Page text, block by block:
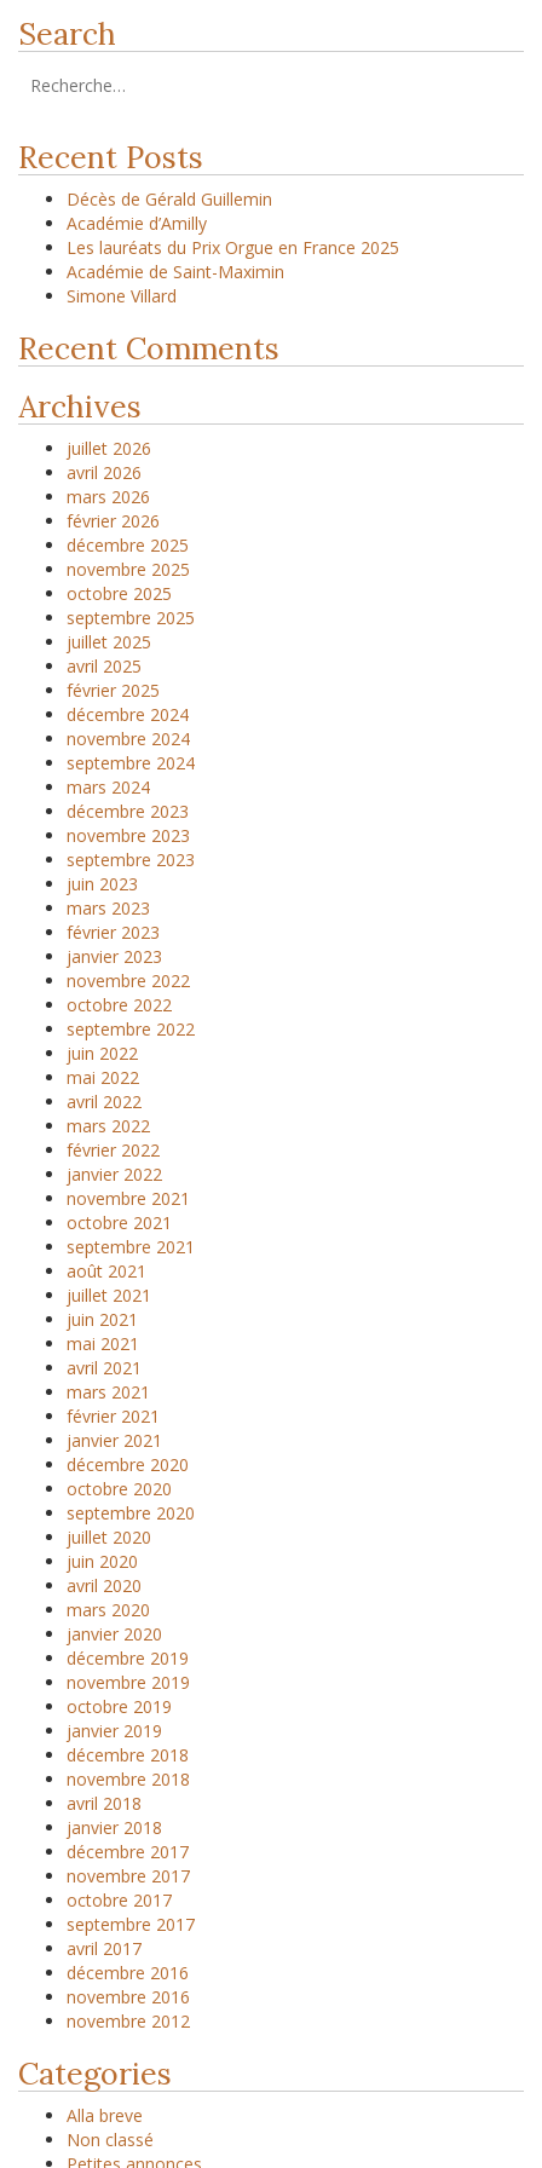
Search
Recent Posts
Décès de Gérald Guillemin
Académie d’Amilly
Les lauréats du Prix Orgue en France 2025
Académie de Saint-Maximin
Simone Villard
Recent Comments
Archives
juillet 2026
avril 2026
mars 2026
février 2026
décembre 2025
novembre 2025
octobre 2025
septembre 2025
juillet 2025
avril 2025
février 2025
décembre 2024
novembre 2024
septembre 2024
mars 2024
décembre 2023
novembre 2023
septembre 2023
juin 2023
mars 2023
février 2023
janvier 2023
novembre 2022
octobre 2022
septembre 2022
juin 2022
mai 2022
avril 2022
mars 2022
février 2022
janvier 2022
novembre 2021
octobre 2021
septembre 2021
août 2021
juillet 2021
juin 2021
mai 2021
avril 2021
mars 2021
février 2021
janvier 2021
décembre 2020
octobre 2020
septembre 2020
juillet 2020
juin 2020
avril 2020
mars 2020
janvier 2020
décembre 2019
novembre 2019
octobre 2019
janvier 2019
décembre 2018
novembre 2018
avril 2018
janvier 2018
décembre 2017
novembre 2017
octobre 2017
septembre 2017
avril 2017
décembre 2016
novembre 2016
novembre 2012
Categories
Alla breve
Non classé